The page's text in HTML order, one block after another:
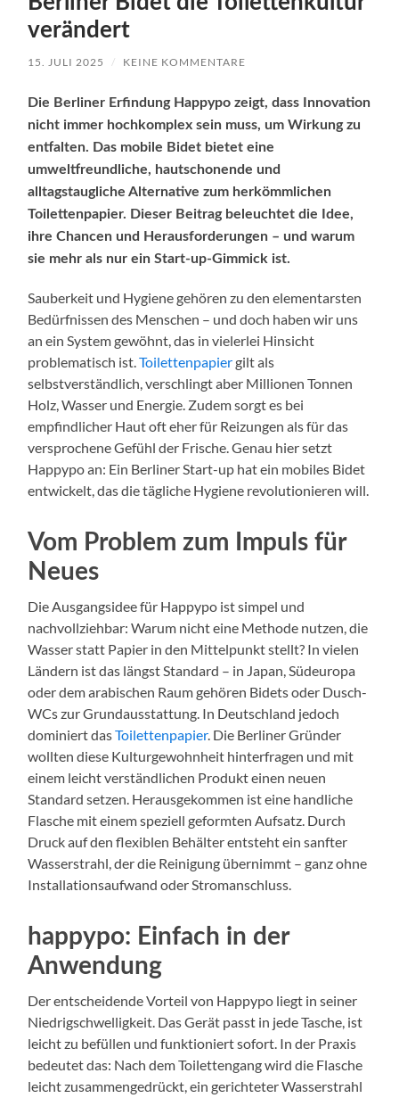
verändert
15. JULI 2025 / KEINE KOMMENTARE
Die Berliner Erfindung Happypo zeigt, dass Innovation
nicht immer hochkomplex sein muss, um Wirkung zu
entfalten. Das mobile Bidet bietet eine
umweltfreundliche, hautschonende und
alltagstaugliche Alternative zum herkömmlichen
Toilettenpapier. Dieser Beitrag beleuchtet die Idee,
ihre Chancen und Herausforderungen – und warum
sie mehr als nur ein Start-up-Gimmick ist.
Sauberkeit und Hygiene gehören zu den elementarsten
Bedürfnissen des Menschen – und doch haben wir uns
an ein System gewöhnt, das in vielerlei Hinsicht
problematisch ist.Toilettenpapiergilt als
selbstverständlich, verschlingt aber Millionen Tonnen
Holz, Wasser und Energie. Zudem sorgt es bei
empfindlicher Haut oft eher für Reizungen als für das
versprochene Gefühl der Frische. Genau hier setzt
Happypo an: Ein Berliner Start-up hat ein mobiles Bidet
entwickelt, das die tägliche Hygiene revolutionieren will.
Vom Problem zum Impuls für
Neues
Die Ausgangsidee für Happypo ist simpel und
nachvollziehbar: Warum nicht eine Methode nutzen, die
Wasser statt Papier in den Mittelpunkt stellt? In vielen
Ländern ist das längst Standard – in Japan, Südeuropa
oder dem arabischen Raum gehören Bidets oder Dusch-
WCs zur Grundausstattung. In Deutschland jedoch
dominiert dasToilettenpapier. Die Berliner Gründer
wollten diese Kulturgewohnheit hinterfragen und mit
einem leicht verständlichen Produkt einen neuen
Standard setzen. Herausgekommen ist eine handliche
Flasche mit einem speziell geformten Aufsatz. Durch
Druck auf den flexiblen Behälter entsteht ein sanfter
Wasserstrahl, der die Reinigung übernimmt – ganz ohne
Installationsaufwand oder Stromanschluss.
happypo: Einfach in der
Anwendung
Der entscheidende Vorteil von Happypo liegt in seiner
Niedrigschwelligkeit. Das Gerät passt in jede Tasche, ist
leicht zu befüllen und funktioniert sofort. In der Praxis
bedeutet das: Nach dem Toilettengang wird die Flasche
leicht zusammengedrückt, ein gerichteter Wasserstrahl